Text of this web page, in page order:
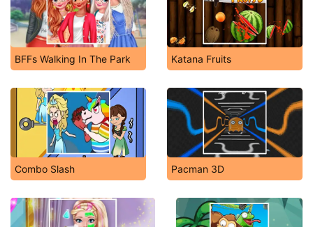
BFFs Walking In The Park Katana Fruits
Combo Slash Pacman 3D